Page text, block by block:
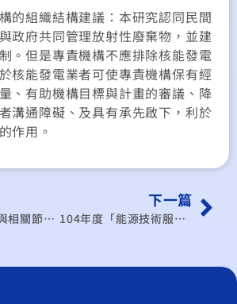
的組織結構建議：本研究認同民間
政府共同管理放射性廢棄物，並建
。但是專責機構不應排除核能發電
核能發電業者可使專責機構保有經
、有助機構目標與計畫的審議、降
溝通障礙、及具有承先啟下，利於
作用。
研析浮動電價與相關節能財稅優惠制度對我國工業部門之影響
下一篇
104年度「能源技術服務產業國際資訊研析及經濟模型研究計畫」